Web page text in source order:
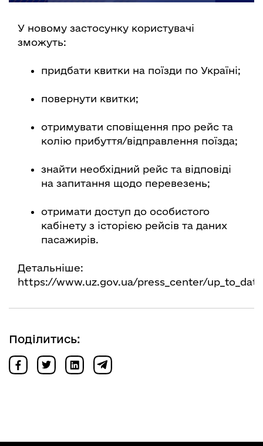
У новому застосунку користувачі
зможуть:
придбати квитки на поїзди по Україні;
повернути квитки;
отримувати сповіщення про рейс та
колію прибуття/відправлення поїзда;
знайти необхідний рейс та відповіді
на запитання щодо перевезень;
отримати доступ до особистого
кабінету з історією рейсів та даних
пасажирів.
Детальніше:
https://www.uz.gov.ua/press_center/
Поділитись: